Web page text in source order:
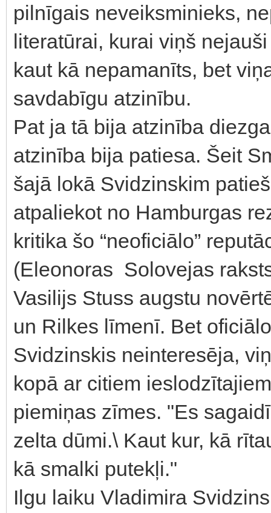
pilnīgais neveiksminieks,
literatūrai, kurai viņš
kaut kā nepamanīts, bet
savdabīgu atzinību.
Pat ja tā bija atzinība
atzinība bija patiesa. Šeit
šajā lokā Svidzinskim
atpaliekot no Hamburgas
kritika šo “neoficiālo”
(Eleonoras Solovejas
Vasilijs Stuss augstu
un Rilkes līmenī. Bet
Svidzinskis neinteresēja,
kopā ar citiem
piemiņas zīmes. "Es
zelta dūmi.\ Kaut kur, kā
kā smalki putekļi."
Ilgu laiku Vladimira